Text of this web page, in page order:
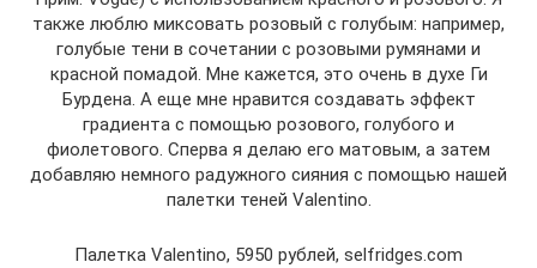
также люблю миксовать розовый с голубым: например,
голубые тени в сочетании с розовыми румянами и
красной помадой. Мне кажется, это очень в духе Ги
Бурдена. А еще мне нравится создавать эффект
градиента с помощью розового, голубого и
фиолетового. Сперва я делаю его матовым, а затем
добавляю немного радужного сияния с помощью нашей
палетки теней Valentino.
Палетка Valentino, 5950 рублей, selfridges.com